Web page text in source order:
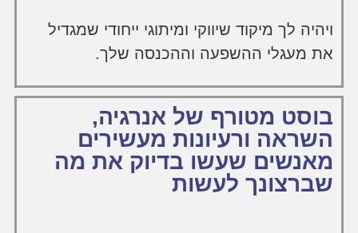
ויהיה לך מיקוד שיווקי ומיתוגי ייחודי שמגדיל
את מעגלי ההשפעה וההכנסה שלך.
בוסט מטורף של אנרגיה,
השראה ורעיונות מעשירים
מאנשים שעשו בדיוק את מה
שברצונך לעשות